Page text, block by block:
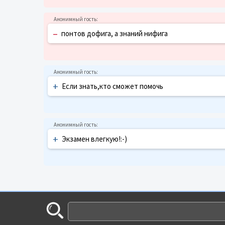
– понтов дофига, а знаний нифига
+ Если знать,кто сможет помочь
+ Экзамен влегкую!:-)